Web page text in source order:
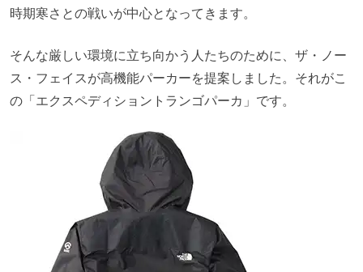
時期寒さとの戦いが中心となってきます。
そんな厳しい環境に立ち向かう人たちのために、ザ・ノー
ス・フェイスが高機能パーカーを提案しました。それがこ
の「エクスペディショントランゴパーカ」です。